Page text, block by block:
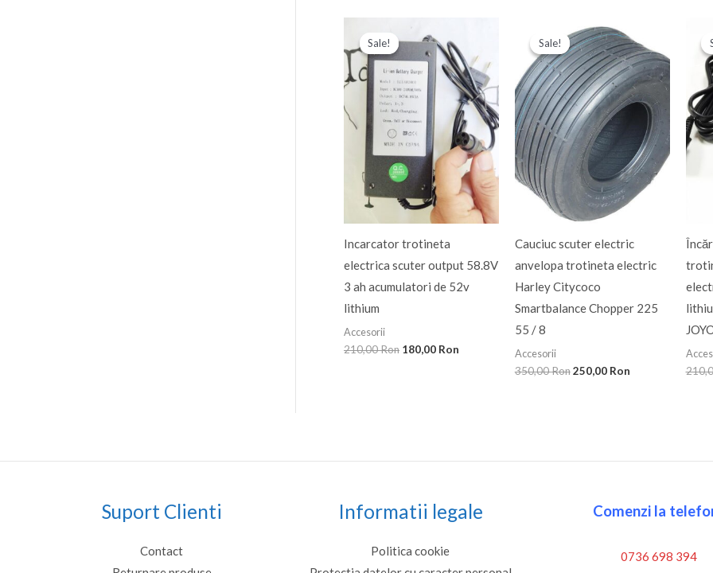
Sale!
Sale!
Incarcator trotineta
electrica scuter output 58.8V
3 ah acumulatori de 52v
lithium
Accesorii
210,00Ron
inițial
fost:
210,00 Ron.
180,00 Ron
este:
180,00 Ron.
Sale!
Sale!
Cauciuc scuter electric
anvelopa trotineta electric
Harley Citycoco
Smartbalance Chopper 225
55 / 8
Accesorii
350,00Ron
inițial
a
fost:
350,00 Ron.
250,00 Ron
curent
este:
250,00 Ron.
Suport Clienti
Contact
Informatii legale
Politica cookie
Comenzi la
0736 698 394